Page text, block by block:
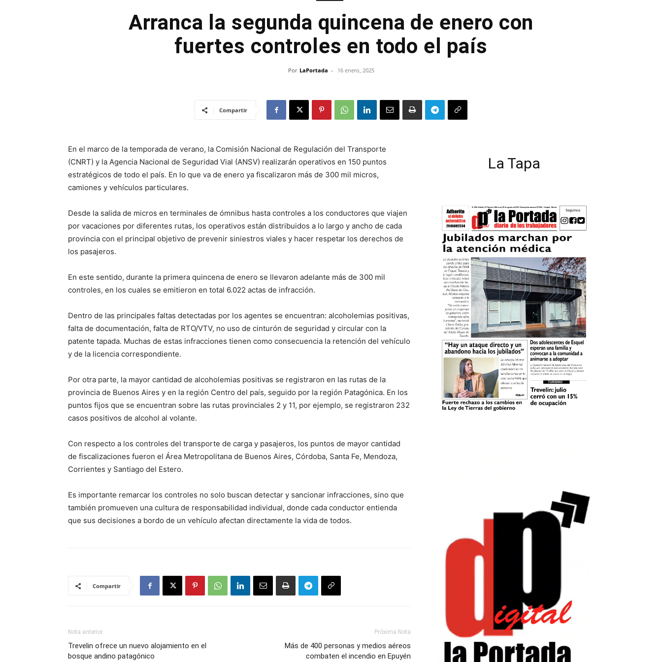
Arranca la segunda quincena de enero con
fuertes controles en todo el país
Por LaPortada - 16 enero, 2025
Compartir
En el marco de la temporada de verano, la Comisión Nacional de Regulación del Transporte
(CNRT) y la Agencia Nacional de Seguridad Vial (ANSV) realizarán operativos en 150 puntos
estratégicos de todo el país. En lo que va de enero ya fiscalizaron más de 300 mil micros,
camiones y vehículos particulares.
Desde la salida de micros en terminales de ómnibus hasta controles a los conductores que viajen
por vacaciones por diferentes rutas, los operativos están distribuidos a lo largo y ancho de cada
provincia con el principal objetivo de prevenir siniestros viales y hacer respetar los derechos de
los pasajeros.
En este sentido, durante la primera quincena de enero se llevaron adelante más de 300 mil
controles, en los cuales se emitieron en total 6.022 actas de infracción.
Dentro de las principales faltas detectadas por los agentes se encuentran: alcoholemias positivas,
falta de documentación, falta de RTO/VTV, no uso de cinturón de seguridad y circular con la
patente tapada. Muchas de estas infracciones tienen como consecuencia la retención del vehículo
y de la licencia correspondiente.
Por otra parte, la mayor cantidad de alcoholemias positivas se registraron en las rutas de la
provincia de Buenos Aires y en la región Centro del país, seguido por la región Patagónica. En los
puntos fijos que se encuentran sobre las rutas provinciales 2 y 11, por ejemplo, se registraron 232
casos positivos de alcohol al volante.
Con respecto a los controles del transporte de carga y pasajeros, los puntos de mayor cantidad
de fiscalizaciones fueron el Área Metropolitana de Buenos Aires, Córdoba, Santa Fe, Mendoza,
Corrientes y Santiago del Estero.
Es importante remarcar los controles no solo buscan detectar y sancionar infracciones, sino que
también promueven una cultura de responsabilidad individual, donde cada conductor entienda
que sus decisiones a bordo de un vehículo afectan directamente la vida de todos.
Compartir
Nota anterior
Trevelin ofrece un nuevo alojamiento en el
bosque andino patagónico
Próxima Nota
Más de 400 personas y medios aéreos
combaten el incendio en Epuyén
La Tapa